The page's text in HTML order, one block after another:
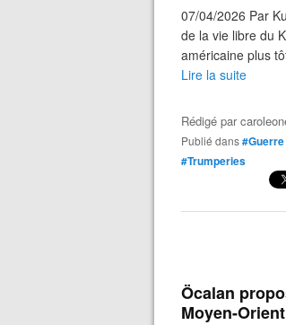
07/04/2026 Par
de la vie libre du
américaine plus
Lire la suite
Rédigé par
Publié dans
#Trumperies
Öcalan
Moyen-